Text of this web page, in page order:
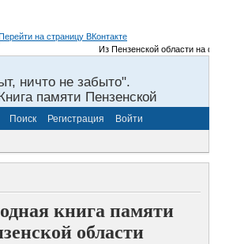
Из Пензенской области на
ничто не забыто".
памяти Пензенской
Поиск Регистрация Войти
книга памяти
области